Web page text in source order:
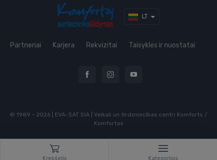
LT
Partneriai Karjera Rekvizitai Taisyklės ir nuostatai
© 1989 - 2026 | EVA-SAT SIA | Veikali un tirdzniecības centri Komforts /
Komfortas
Krepšelis Kategorijos